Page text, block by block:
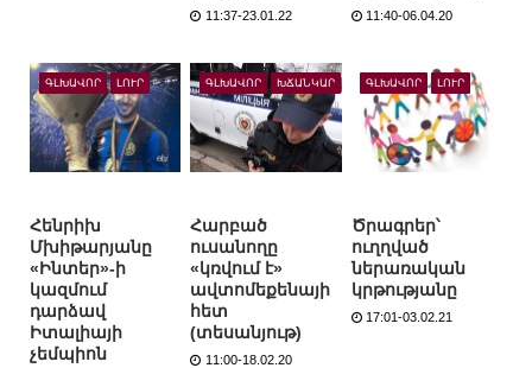
11:37-23.01.22 11:40-06.04.20
ԳԼԽԱՎՈՐ ԼՈՒՐ
Հենրիխ
Մխիթարյանը
«Ինտեր»-ի
կազմում
դարձավ
Իտալիայի
չեմպիոն
ԳԼԽԱՎՈՐ ԽՃԱՆԿԱՐ
Հարբած
ուսանողը
«կռվում է»
ավտոմեքենայի
հետ
(տեսանյութ)
11:00-18.02.20
ԳԼԽԱՎՈՐ ԼՈՒՐ
Ծրագրեր՝
ուղղված
ներառական
կրթությանը
17:01-03.02.21